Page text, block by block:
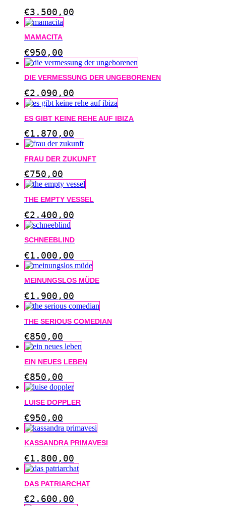
€3.500,00
MAMACITA
€950,00
DIE VERMESSUNG DER UNGEBORENEN
€2.090,00
ES GIBT KEINE REHE AUF IBIZA
€1.870,00
FRAU DER ZUKUNFT
€750,00
THE EMPTY VESSEL
€2.400,00
SCHNEEBLIND
€1.000,00
MEINUNGSLOS MÜDE
€1.900,00
THE SERIOUS COMEDIAN
€850,00
EIN NEUES LEBEN
€850,00
LUISE DOPPLER
€950,00
KASSANDRA PRIMAVESI
€1.800,00
DAS PATRIARCHAT
€2.600,00